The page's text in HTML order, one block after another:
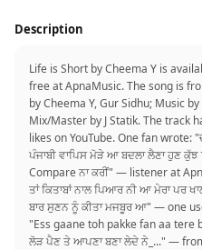
Description
Life is Short by Cheema Y is
free at ApnaMusic. The song is
by Cheema Y, Gur Sidhu; Music
Mix/Master by J Statik. The track
likes on YouTube. One fan wrote:
ਪੰਜਾਬੀ ਵਾਪਿਸ ਮੋੜੇ ਆ ਬਦਲਾ ਲੈਣਾ ਹੁਣ
Compare ਨਾ ਕਰੀਂ" — listener at
ਤਾਂ ਕਿਤਾਬਾਂ ਨਾਲ ਪਿਆਰ ਨੀ ਆ ਮੇਰਾ ਪਰ
ਬਾਰ ਸੁਣਨ ਨੂੰ ਕੀਤਾ ਮਜਬੂਰ ਆ" — one
"Ess gaane toh pakke fan aa tere
ਲੋੜ ਪੈਣ ਤੇ ਆਪਣਾ ਬਣਾ ਲੇਦੇ ਨੇ_..." —